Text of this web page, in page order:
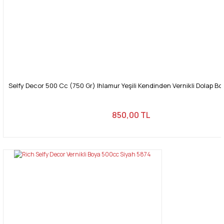
Selfy Decor 500 Cc (750 Gr) Ihlamur Yeşili Kendinden Vernikli Dolap
850,00 TL